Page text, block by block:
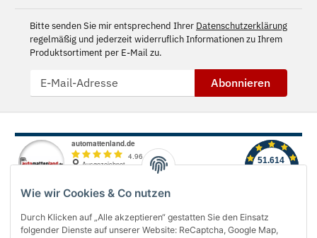
Wie wir Cookies & Co nutzen
Durch Klicken auf „Alle akzeptieren“ gestatten Sie den Einsatz
folgender Dienste auf unserer Website: ReCaptcha, Google Map,
Bitte senden Sie mir entsprechend Ihrer Datenschutzerklärung
regelmäßig und jederzeit widerruflich Informationen zu Ihrem
Produktsortiment per E-Mail zu.
Abonnieren